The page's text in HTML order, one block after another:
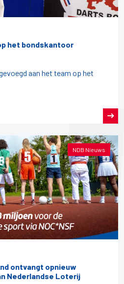
het bondskantoor
aan het team op het
NDB Nieuws
ontvangt opnieuw
Nederlandse Loterij